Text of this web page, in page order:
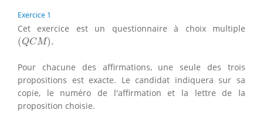
Exercice 1
Cet exercice est un questionnaire à choix multiple
(QCM).
(QCM).
Pour chacune des affirmations, une seule des trois
propositions est exacte. Le candidat indiquera sur sa
copie, le numéro de l'affirmation et la lettre de la
proposition choisie.